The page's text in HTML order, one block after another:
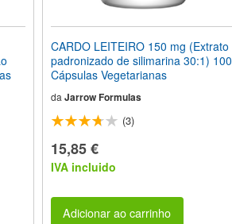
CARDO LEITEIRO 150 mg (Extrato
padronizado de silimarina 30:1) 100
Cápsulas Vegetarianas
da Jarrow Formulas
(3)
15,85 €
IVA incluido
Adicionar ao carrinho